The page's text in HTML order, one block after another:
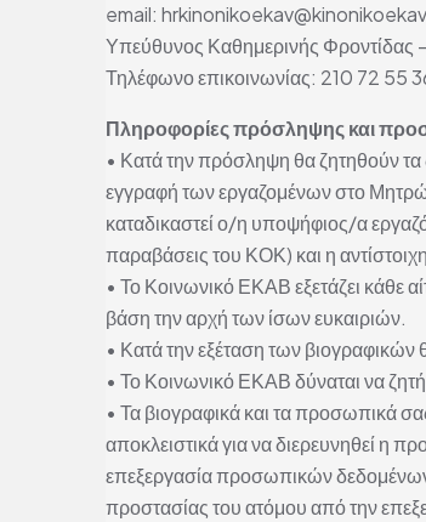
email:
Υπεύθυνος Καθημερινής Φροντίδας
Τηλέφωνο επικοινωνίας: 210 72 55
Πληροφορίες πρόσληψης και
• Κατά την πρόσληψη θα ζητηθούν τα
εγγραφή των εργαζομένων στο
καταδικαστεί ο/η υποψήφιος/α
παραβάσεις του ΚΟΚ) και η
• Το Κοινωνικό ΕΚΑΒ εξετάζει κάθε
βάση την αρχή των ίσων ευκαιριών.
• Κατά την εξέταση των βιογραφικών
• Το Κοινωνικό ΕΚΑΒ δύναται να
• Τα βιογραφικά και τα προσωπικά
αποκλειστικά για να διερευνηθεί η
επεξεργασία προσωπικών δεδομένων
προστασίας του ατόμου από την